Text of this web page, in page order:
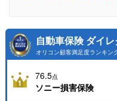
自動車保険 ダイ
オリコン顧客満足度ランキン
76.5点
ソニー損害保険